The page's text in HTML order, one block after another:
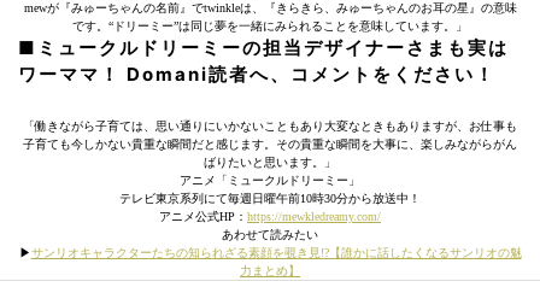
mewが『みゅーちゃんの名前』でtwinkleは、『きらきら、みゅーちゃんのお耳の星』の意味
です。“ドリーミー”は同じ夢を一緒にみられることを意味しています。」
■ミュークルドリーミーの担当デザイナーさまも実は
ワーママ！ Domani読者へ、コメントをください！
「働きながら子育ては、思い通りにいかないこともあり大変なときもありますが、お仕事も
子育ても今しかない貴重な瞬間だと感じます。その貴重な瞬間を大事に、楽しみながらがん
ばりたいと思います。」
アニメ「ミュークルドリーミー」
テレビ東京系列にて毎週日曜午前10時30分から放送中！
アニメ公式HP： https://mewkledreamy.com/
あわせて読みたい
▶︎サンリオキャラクターたちの知られざる素顔を覗き見!?【誰かに話したくなるサンリオの魅
力まとめ】